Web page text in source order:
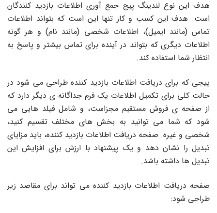
هدف این نوع لندینگ پیج جمع آوری اطلاعات بازدید کنندگان
است. هدف این کسب و کار تنها این است که بتواند اطلاعات
تماس (مانند ایمیل)، اطلاعات شخصی (مانند نام) و هر گونه
اطلاعات دیگری که بتواند در آینده برای تماس بیشتر و پاسخ به
انتظار شما استفاده کند.
پیجی که برای دریافت اطلاعات بازدید کننده طراحی می شود در
حالت کلی برای تکمیل اطلاعات یک فرم جداگانه ی دیگر دارد که
از صفحه ی فروش مستقیم مجزاست، و شامل فیلد هایی می
شود که شما می توانید به بخش های مختلف تقسیم کنید،
شخصی و غیره. صفحه دریافت اطلاعات بازدید کننده، باید مزایای
تبدیل را نشان دهد و یک پیشنهاد با ارزش برای افزایش این
تبدیل ها داشته باشد.
صفحه دریافت اطلاعات بازدید کننده می تواند برای مقاصد زیر
طراحی شود: